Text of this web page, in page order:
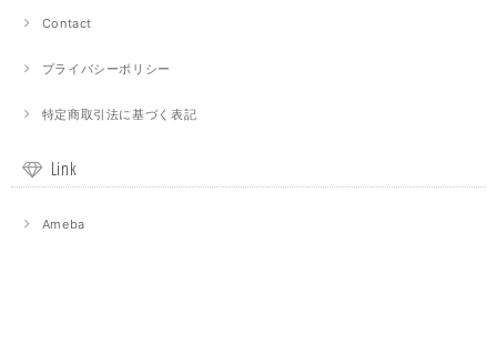
Contact
プライバシーポリシー
特定商取引法に基づく表記
Link
Ameba